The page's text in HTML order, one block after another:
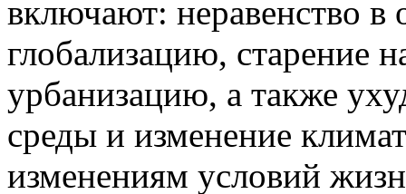
включают: неравенство в
глобализацию, старение
урбанизацию, а также
среды и изменение
изменениям условий